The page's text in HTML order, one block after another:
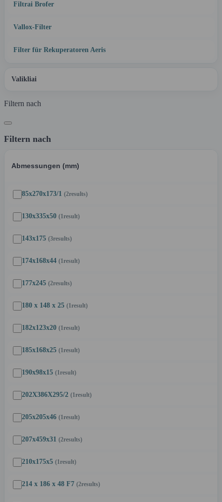
Filtrai Brofer
Vallox-Filter
Filter für Rekuperatoren Aeris
Valikliai
Filtern nach
Filtern nach
Abmessungen (mm)
85x270x173/1 (2results)
130x335x50 (1result)
143x175 (3results)
174x168x44 (1result)
177x245 (2results)
180 x 148 x 25 (1result)
182x123x20 (1result)
185x168x25 (1result)
190x98x15 (1result)
202X386X295/2 (1result)
205x205x46 (1result)
207x459x31 (2results)
210x175x5 (1result)
214 x 186 x 48 F7 (2results)